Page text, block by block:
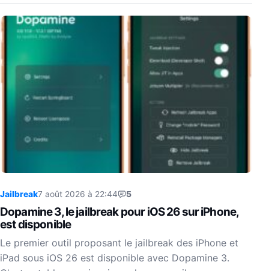
Jailbreak7 août 2026 à 22:44 5
Dopamine 3, le jailbreak pour iOS 26 sur iPhone,
est disponible
Le premier outil proposant le jailbreak des iPhone et
iPad sous iOS 26 est disponible avec Dopamine 3.